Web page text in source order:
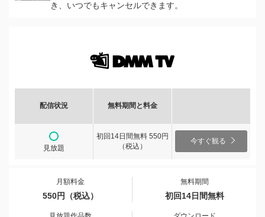
き、いつでもキャンセルできます。
配信状況 無料期間と料金
見放題
初回14日間無料 550円
（税込）
今すぐ観る
月額料金
550円（税込）
無料期間
初回14日間無料